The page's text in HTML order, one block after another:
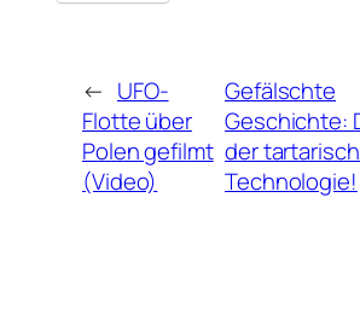
← UFO-
Flotte über
Polen gefilmt
(Video)
Gefälschte
Geschichte:
der
Technologie!